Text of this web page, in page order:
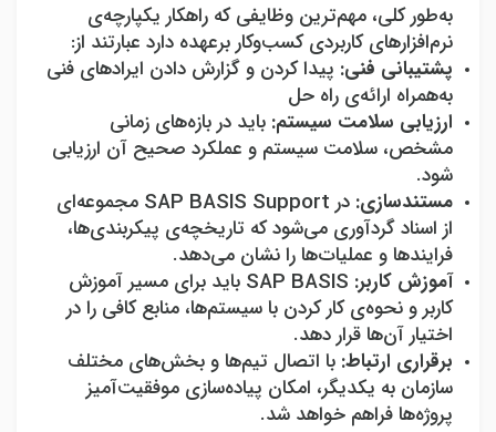
به‌طور کلی، مهم‌ترین وظایفی که راهکار یکپارچه‌ی
نرم‌افزارهای کاربردی کسب‌وکار برعهده دارد عبارتند از:
پشتیبانی فنی: پیدا کردن و گزارش دادن ایرادهای فنی
به‌همراه ارائه‌ی راه حل
ارزیابی سلامت سیستم: باید در بازه‌های زمانی
مشخص، سلامت سیستم و عملکرد صحیح آن ارزیابی
شود.
مستندسازی: در SAP BASIS Support مجموعه‌ای
از اسناد گردآوری می‌شود که تاریخچه‌ی پیکربندی‌ها،
فرایندها و عملیات‌ها را نشان می‌دهد.
آموزش کاربر: SAP BASIS باید برای مسیر آموزش
کاربر و نحوه‌ی کار کردن با سیستم‌ها، منابع کافی را در
اختیار آن‌ها قرار دهد.
برقراری ارتباط: با اتصال تیم‌ها و بخش‌های مختلف
سازمان به یکدیگر، امکان پیاده‌سازی موفقیت‌آمیز
پروژه‌ها فراهم خواهد شد.